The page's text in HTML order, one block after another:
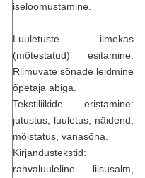
iseloomustamine.
Luuletuste ilmekas
(mõtestatud) esitamine.
Riimuvate sõnade leidmine
õpetaja abiga.
Tekstiliikide eristamine:
jutustus, luuletus, näidend,
mõistatus, vanasõna.
Kirjandustekstid:
rahvaluuleline liisusalm,